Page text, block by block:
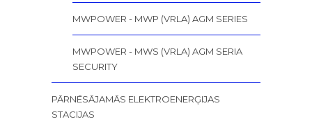
MWPOWER - MWP (VRLA) AGM SERIES
MWPOWER - MWS (VRLA) AGM SERIA
SECURITY
PĀRNĒSĀJAMĀS ELEKTROENERĢIJAS
STACIJAS